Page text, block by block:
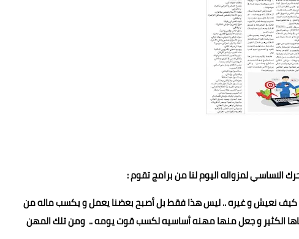
الاساسي لمزواله اليوم لنا من برامج تقوم :
كيف نعيش و غيره .. ليس هذا فقط بل أصبح بعضنا يعمل و يكسب ماله من
الكثير و جعل منها مهنه أساسيه لكسب قوت يومه .. ومن تلك المهن